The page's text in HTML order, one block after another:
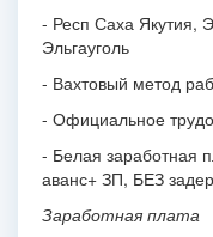
- Респ Саха Якутия,
Эльгауголь
- Вахтовый метод
- Официальное
- Белая заработная
аванс+ ЗП, БЕЗ
Заработная плата